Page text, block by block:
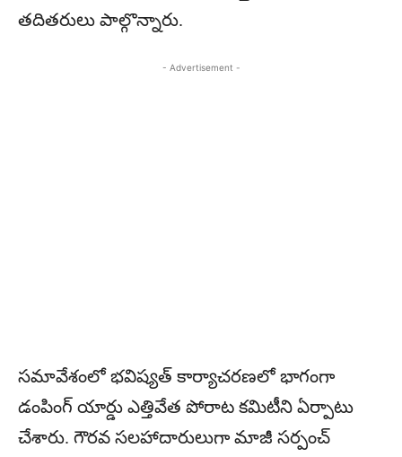
తదితరులు పాల్గొన్నారు.
- Advertisement -
సమావేశంలో భవిష్యత్ కార్యాచరణలో భాగంగా
డంపింగ్ యార్డు ఎత్తివేత పోరాట కమిటీని ఏర్పాటు
చేశారు. గౌరవ సలహాదారులుగా మాజీ సర్పంచ్